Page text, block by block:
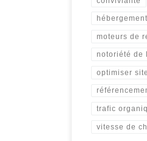
hébergement
moteurs de
notoriété de
optimiser
trafic
vitesse de